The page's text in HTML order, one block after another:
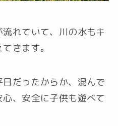
れていて、川の水もキ
きます。
だったからか、混んで
、安全に子供も遊べて